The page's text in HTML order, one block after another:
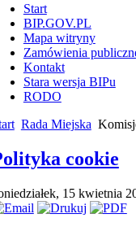
Start
BIP.GOV.PL
Mapa witryny
Zamówienia
Kontakt
Stara wersja BIPu
RODO
Rada Miejska
cookie
15 kwietnia